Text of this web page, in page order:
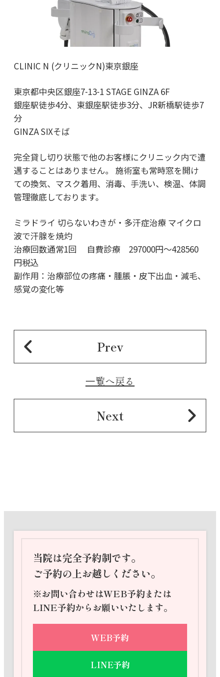
CLINIC N (クリニックN)東京銀座
東京都中央区銀座7-13-1 STAGE GINZA 6F
銀座駅徒歩4分、東銀座駅徒歩3分、JR新橋駅徒歩7
分
GINZA SIXそば
完全貸し切り状態で他のお客様にクリニック内で遭
遇することはありません。 施術室も常時窓を開け
ての換気、マスク着用、消毒、手洗い、検温、体調
管理徹底しております。
ミラドライ 切らないわきが・多汗症治療 マイクロ
波で汗腺を焼灼
治療回数通常1回 自費診療 297000円～428560
円税込
副作用：治療部位の疼痛・腫脹・皮下出血・減毛、
感覚の変化等
Prev
⼀覧へ戻る
Next
当院は完全予約制です。
ご予約の上お越しください。
※お問い合わせはWEB予約または
LINE予約からお願いいたします。
WEB予約
LINE予約